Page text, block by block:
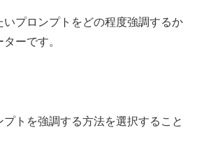
いプロンプトをどの程度強調するか
ーです。
プトを強調する方法を選択すること